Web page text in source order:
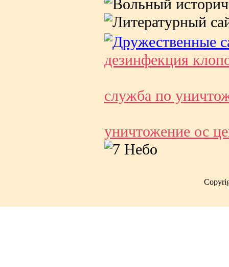
дезинфекция
служба по
уничтожение ос